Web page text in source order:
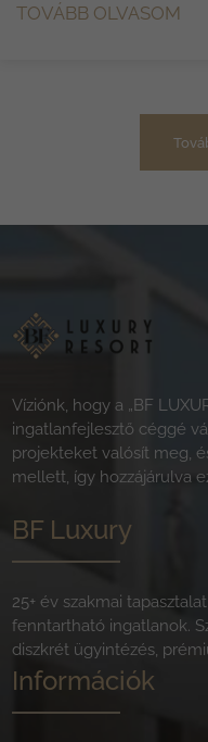
TOVÁBB OLVASOM
Víziónk, hogy a „BF
ingatlanfejlesztő céggé
projekteket valósít meg,
mellett, így hozzájárulva
BF Luxury
25+ év szakmai
fenntartható ingatlanok.
diszkrét ügyintézés,
Információk